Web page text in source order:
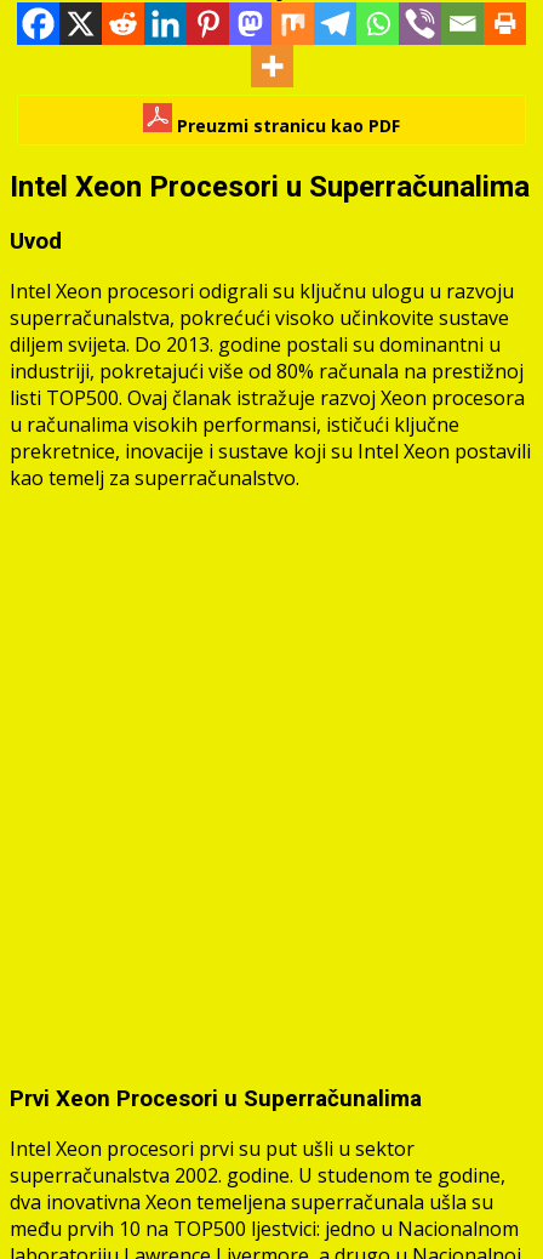
Preuzmi stranicu kao PDF
Intel Xeon Procesori u Superračunalima
Uvod
Intel Xeon procesori odigrali su ključnu ulogu u razvoju
superračunalstva, pokrećući visoko učinkovite sustave
diljem svijeta. Do 2013. godine postali su dominantni u
industriji, pokretajući više od 80% računala na prestižnoj
listi TOP500. Ovaj članak istražuje razvoj Xeon procesora
u računalima visokih performansi, ističući ključne
prekretnice, inovacije i sustave koji su Intel Xeon postavili
kao temelj za superračunalstvo.
Prvi Xeon Procesori u Superračunalima
Intel Xeon procesori prvi su put ušli u sektor
superračunalstva 2002. godine. U studenom te godine,
dva inovativna Xeon temeljena superračunala ušla su
među prvih 10 na TOP500 ljestvici: jedno u Nacionalnom